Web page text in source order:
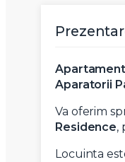
Aparatorii
Va oferim
Residence,
Locuinta